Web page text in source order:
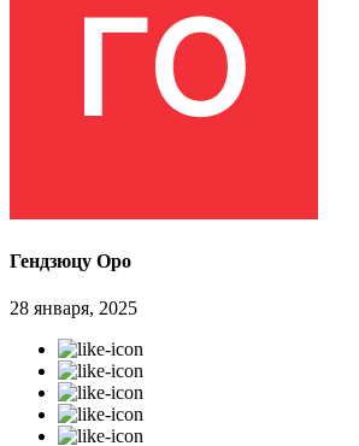
Гендзюцу Оро
28 января, 2025